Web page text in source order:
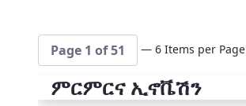
Page 1 of 51 — 6 Items per Page
ምርምርና ኢኖቬሽን